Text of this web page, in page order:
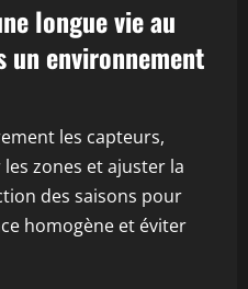
longue vie au
un environnement
les capteurs,
zones et ajuster la
des saisons pour
homogène et éviter